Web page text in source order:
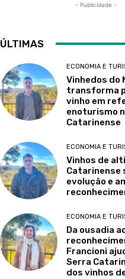
- Publicidade -
ÚLTIMAS
ECONOMIA E
Vinhedos do
transforma
vinho em
enoturismo
Catarinense
ECONOMIA E
Vinhos de
Catarinense
evolução e
ECONOMIA E
Da ousadia
Francioni
Serra
dos vinhos